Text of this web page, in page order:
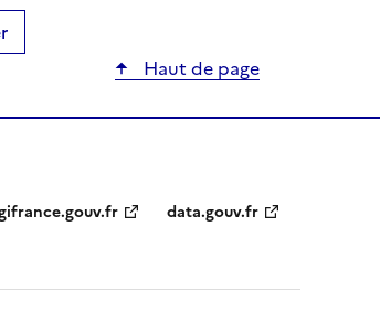
Haut de page
data.gouv.fr